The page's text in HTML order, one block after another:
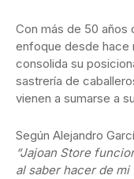
Con más de 50 años
enfoque desde hace
consolida su
sastrería de
vienen a sumarse a
Según Alejandro
“Jajoan Store
al saber hacer de